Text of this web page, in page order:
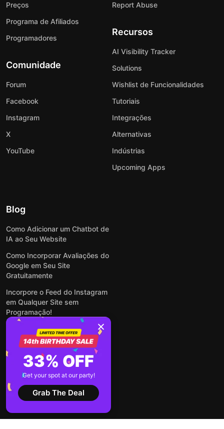
Preços
Programa de Afiliados
Programadores
Comunidade
Forum
Facebook
Instagram
X
YouTube
Report Abuse
Recursos
AI Visibility Tracker
Solutions
Wishlist de Funcionalidades
Tutoriais
Integrações
Alternativas
Indústrias
Upcoming Apps
Blog
Como Adicionar um Chatbot de
IA ao Seu Website
Como Incorporar Avaliações do
Google em Seu Site
Gratuitamente
Incorpore o Feed do Instagram
em Qualquer Site sem
Programação!
Como Incorporar Formulários
em Qualquer Site Online e
Gratuitamente
Como Criar Formulário para
WordPress: Simples e Rápido
Ver todas publicações
33% OFF
Get your spot at our party!
Grab The Deal